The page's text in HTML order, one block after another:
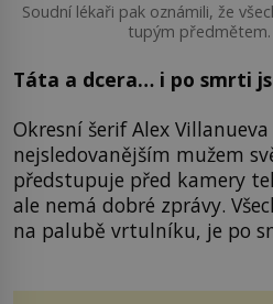
Soudní lékaři pak oznámili, že
tupým
Táta a dcera… i po smrti
Okresní šerif Alex
nejsledovanějším mužem
předstupuje před kamery
ale nemá dobré zprávy.
na palubě vrtulníku, je po